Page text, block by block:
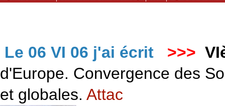
Le 06 VI 06 j'ai écrit >>>
d'Europe. Convergence des
et globales. Attac